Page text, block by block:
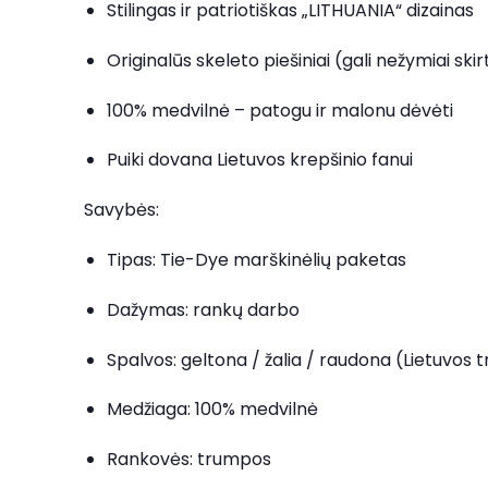
Stilingas ir patriotiškas „LITHUANIA“ dizainas
Originalūs skeleto piešiniai (gali nežymiai
100% medvilnė – patogu ir malonu dėvėti
Puiki dovana Lietuvos krepšinio fanui
Savybės:
Tipas: Tie-Dye marškinėlių paketas
Dažymas: rankų darbo
Spalvos: geltona / žalia / raudona (Lietuvos
Medžiaga: 100% medvilnė
Rankovės: trumpos